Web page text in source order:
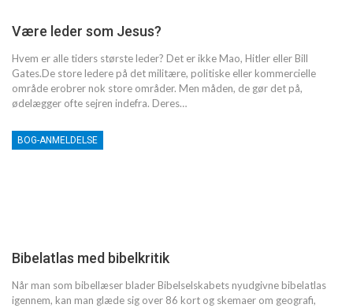
Være leder som Jesus?
Hvem er alle tiders største leder? Det er ikke Mao, Hitler eller Bill
Gates.De store ledere på det militære, politiske eller kommercielle
område erobrer nok store områder. Men måden, de gør det på,
ødelægger ofte sejren indefra. Deres…
BOG-ANMELDELSE
Bibelatlas med bibelkritik
Når man som bibellæser blader Bibelselskabets nyudgivne bibelatlas
igennem, kan man glæde sig over 86 kort og skemaer om geografi,